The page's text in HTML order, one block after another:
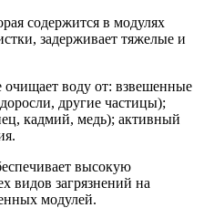
содержится в модулях
задерживает тяжелые и
очищает воду от: взвешенные
другие частицы);
кадмий, медь); активный
высокую
видов загрязнений на
модулей.